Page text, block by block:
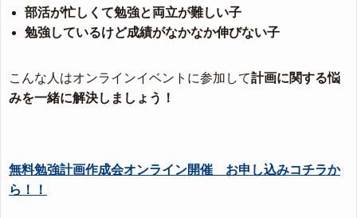
部活が忙しくて勉強と両立が難しい子
勉強しているけど成績がなかなか伸びない子
こんな人はオンラインイベントに参加して計画に関する悩
みを一緒に解決しましょう！
無料勉強計画作成会オンライン開催 お申し込みコチラか
ら！！